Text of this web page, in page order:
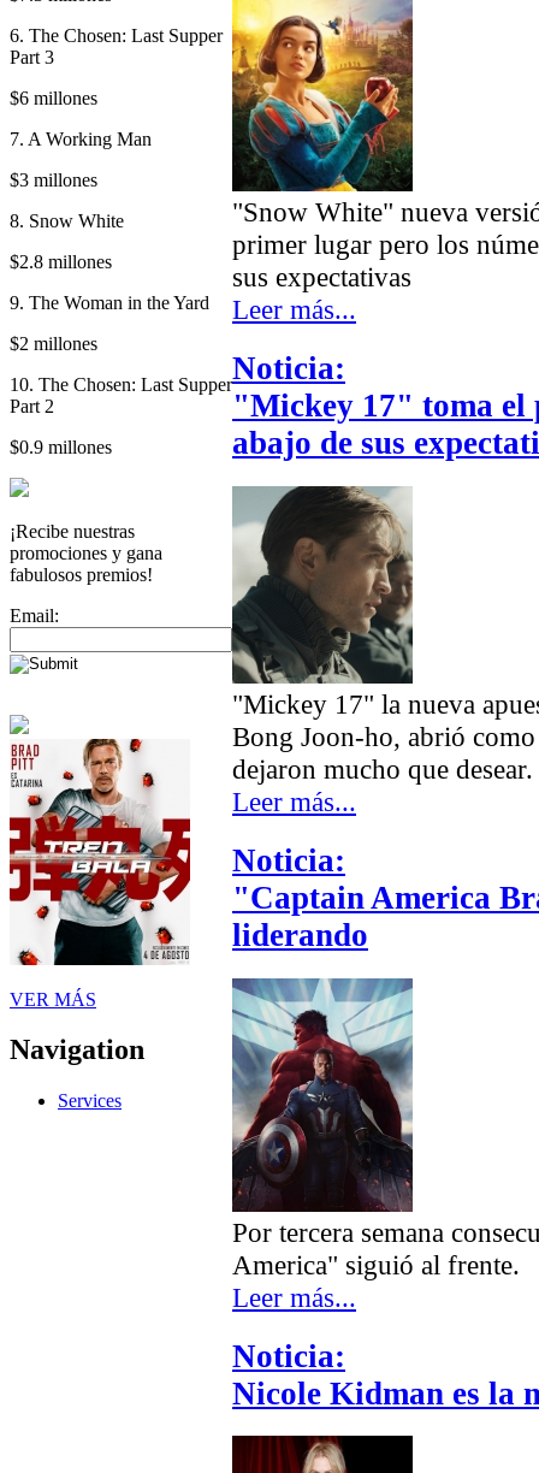
6. The Chosen: Last Supper
Part 3
$6 millones
7. A Working Man
$3 millones
8. Snow White
$2.8 millones
9. The Woman in the Yard
$2 millones
10. The Chosen: Last Supper
Part 2
$0.9 millones
¡Recibe nuestras
promociones y gana
fabulosos premios!
Email:
VER MÁS
Navigation
Services
"Snow White" nueva
primer lugar pero los
sus expectativas
Leer más...
Noticia:
"Mickey 17" toma el
abajo de sus
"Mickey 17" la nueva
Bong Joon-ho, abrió
dejaron mucho que desear.
Leer más...
Noticia:
"Captain America
liderando
Por tercera semana
America" siguió al frente.
Leer más...
Noticia:
Nicole Kidman es la